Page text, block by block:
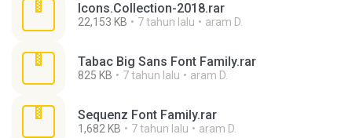
Icons.Collection-2018.rar
22,153 KB 7 tahun lalu aram D.
Tabac Big Sans Font Family.rar
825 KB 7 tahun lalu aram D.
Sequenz Font Family.rar
1,682 KB 7 tahun lalu aram D.